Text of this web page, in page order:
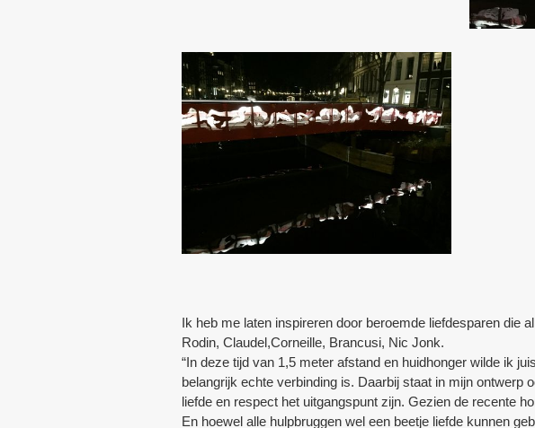
Ik heb me laten inspireren door beroemde liefdesparen
Rodin, Claudel,Corneille, Brancusi, Nic Jonk.
“In deze tijd van 1,5 meter afstand en huidhonger wilde ik
belangrijk echte verbinding is. Daarbij staat in mijn
liefde en respect het uitgangspunt zijn. Gezien de recente
En hoewel alle hulpbruggen wel een beetje liefde kunnen